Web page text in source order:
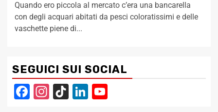
Quando ero piccola al mercato c’era una bancarella
con degli acquari abitati da pesci coloratissimi e delle
vaschette piene di...
SEGUICI SUI SOCIAL
Facebook
Instagram
TikTokLinkedIn